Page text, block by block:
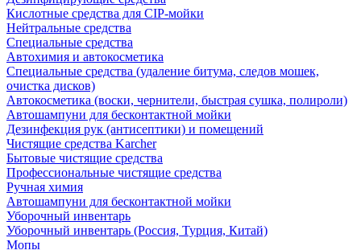
Кислотные средства для CIP-мойки
Нейтральные средства
Специальные средства
Автохимия и автокосметика
Специальные средства (удаление битума, следов мошек,
очистка дисков)
Автокосметика (воски, чернители, быстрая сушка, полироли)
Автошампуни для бесконтактной мойки
Дезинфекция рук (антисептики) и помещений
Чистящие средства Karcher
Бытовые чистящие средства
Профессиональные чистящие средства
Ручная химия
Автошампуни для бесконтактной мойки
Уборочный инвентарь
Уборочный инвентарь (Россия, Турция, Китай)
Мопы